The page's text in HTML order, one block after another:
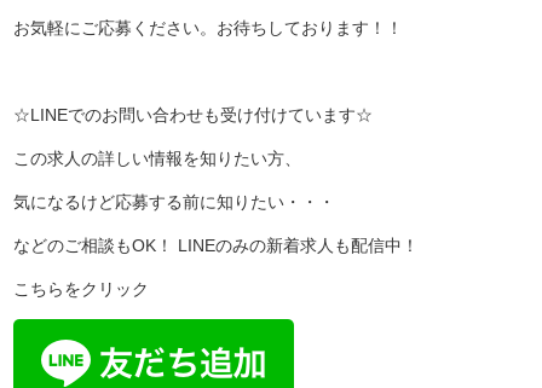
お気軽にご応募ください。お待ちしております！！
☆LINEでのお問い合わせも受け付けています☆
この求人の詳しい情報を知りたい方、
気になるけど応募する前に知りたい・・・
などのご相談もOK！ LINEのみの新着求人も配信中！
こちらをクリック